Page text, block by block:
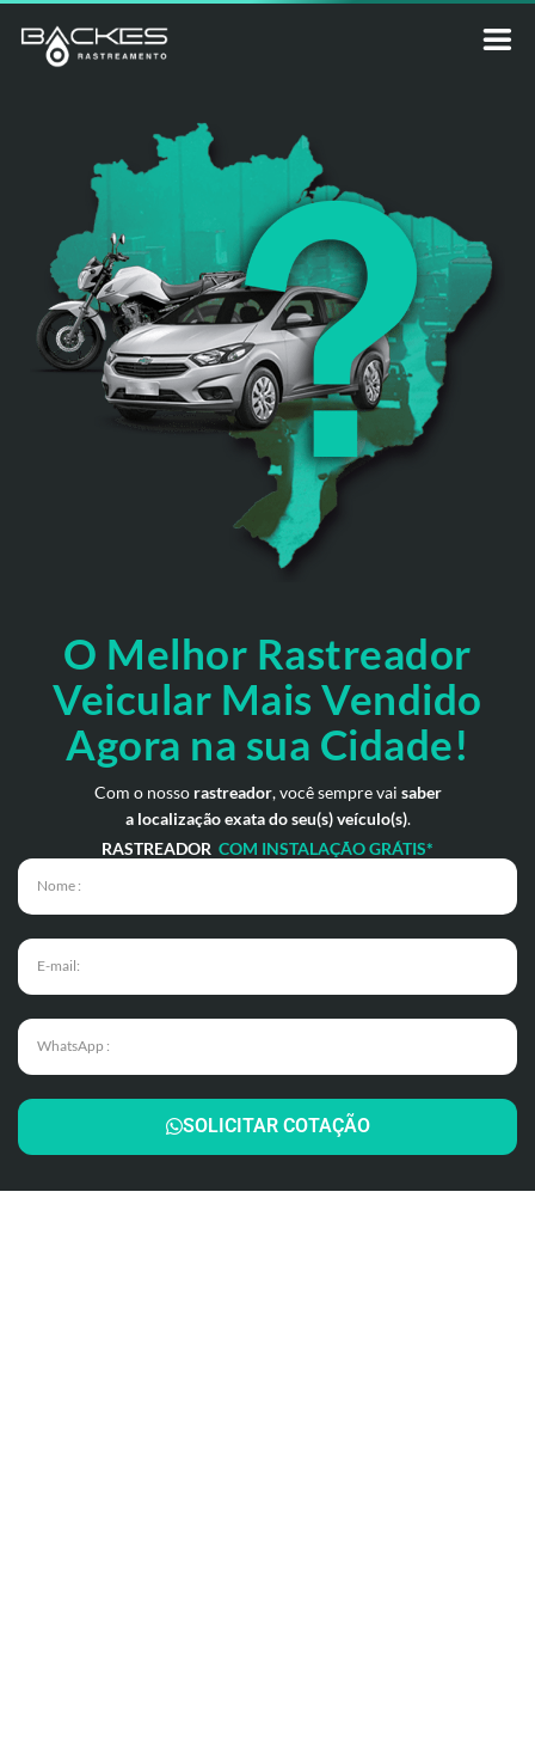
O Melhor Rastreador
Veicular Mais Vendido
Agora na sua Cidade!
Com o nosso rastreador, você sempre vai saber
a localização exata do seu(s) veículo(s).
RASTREADOR COM INSTALAÇÃO GRÁTIS*
SOLICITAR COTAÇÃO